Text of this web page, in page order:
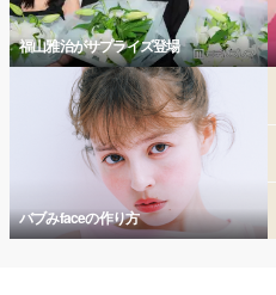
福山雅治がサプライズ登場
バブみfaceの作り方